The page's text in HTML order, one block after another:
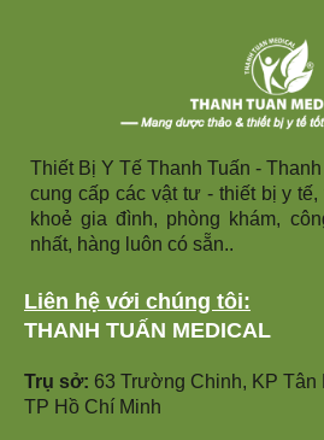
Thiết Bị Y Tế Thanh Tuấn -
cung cấp các vật tư - thiết bị y
khoẻ gia đình, phòng khám,
nhất, hàng luôn có sẵn..
Liên hệ với chúng tôi:
THANH TUẤN MEDICAL
Trụ sở: 63 Trường Chinh, KP
TP Hồ Chí Minh